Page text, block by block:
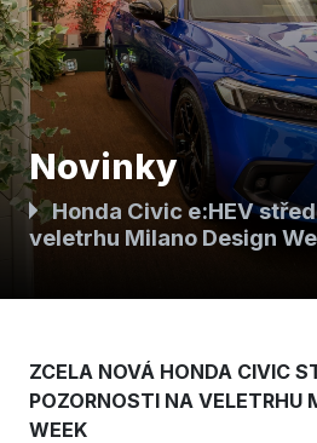
Novinky
Honda Civic e:HEV
veletrhu Milano Design
ZCELA NOVÁ HONDA CIVIC
POZORNOSTI NA VELETRHU
WEEK